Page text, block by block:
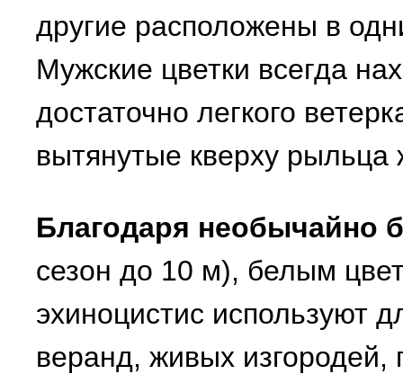
другие расположены в
Мужские цветки всегда
достаточно легкого
вытянутые кверху рыльца
Благодаря необычайно
сезон до 10 м), белым
эхиноцистис используют
веранд, живых изгородей,